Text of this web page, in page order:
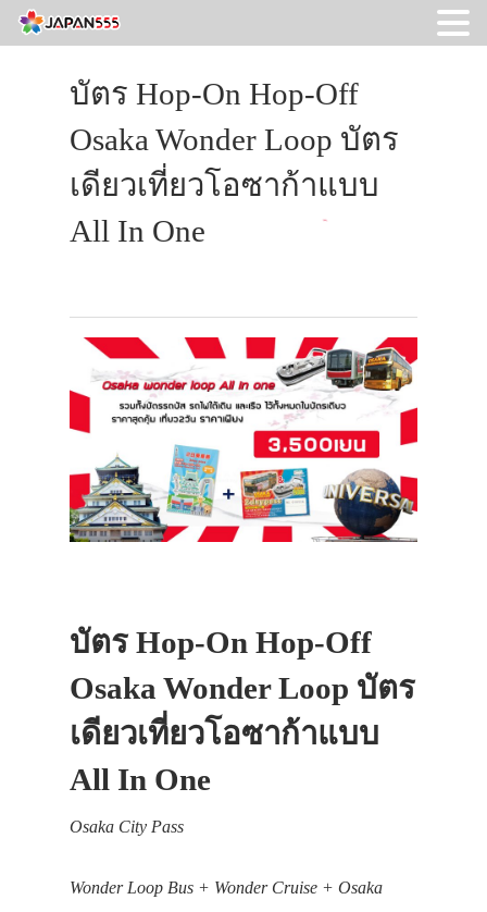
บัตร Hop-On Hop-Off
Osaka Wonder Loop บัตร
เดียวเที่ยวโอซาก้าแบบ
All In One
บัตร Hop-On Hop-Off
Osaka Wonder Loop บัตร
เดียวเที่ยวโอซาก้าแบบ
All In One
Osaka City Pass
Wonder Loop Bus + Wonder Cruise + Osaka